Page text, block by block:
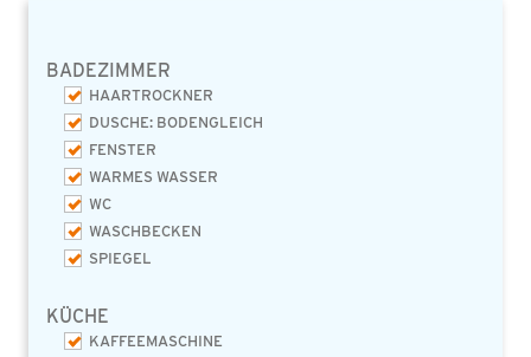
BADEZIMMER
HAARTROCKNER
DUSCHE: BODENGLEICH
FENSTER
WARMES WASSER
WC
WASCHBECKEN
SPIEGEL
KÜCHE
KAFFEEMASCHINE